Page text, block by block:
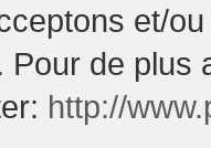
et/
Pour de plus
http://